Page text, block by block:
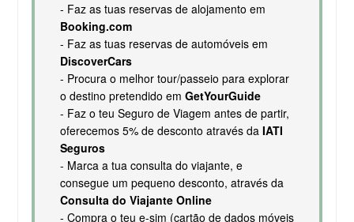
- Faz as tuas reservas de alojamento em
Booking.com
- Faz as tuas reservas de automóveis em
DiscoverCars
- Procura o melhor tour/passeio para explorar
o destino pretendido em GetYourGuide
- Faz o teu Seguro de Viagem antes de partir,
oferecemos 5% de desconto através da IATI
Seguros
- Marca a tua consulta do viajante, e
consegue um pequeno desconto, através da
Consulta do Viajante Online
- Compra o teu e-sim (cartão de dados móveis